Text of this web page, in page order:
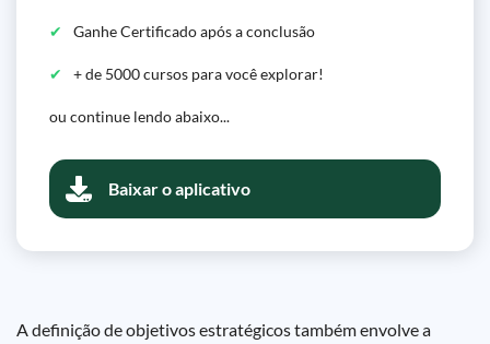
Ganhe Certificado após a conclusão
+ de 5000 cursos para você explorar!
ou continue lendo abaixo...
Baixar o aplicativo
A definição de objetivos estratégicos também envolve a